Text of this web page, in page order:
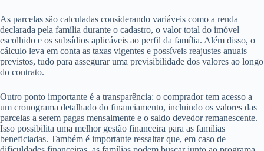
As parcelas são calculadas considerando variáveis como a renda
declarada pela família durante o cadastro, o valor total do imóvel
escolhido e os subsídios aplicáveis ao perfil da família. Além disso, o
cálculo leva em conta as taxas vigentes e possíveis reajustes anuais
previstos, tudo para assegurar uma previsibilidade dos valores ao longo
do contrato.
Outro ponto importante é a transparência: o comprador tem acesso a
um cronograma detalhado do financiamento, incluindo os valores das
parcelas a serem pagas mensalmente e o saldo devedor remanescente.
Isso possibilita uma melhor gestão financeira para as famílias
beneficiadas. Também é importante ressaltar que, em caso de